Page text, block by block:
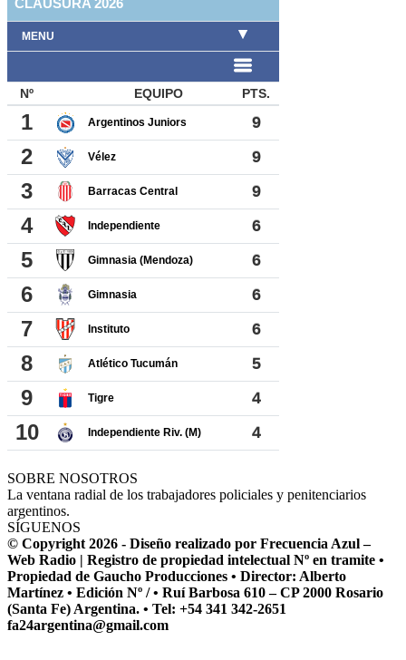
SOBRE NOSOTROS
La ventana radial de los trabajadores policiales y penitenciarios
argentinos.
SÍGUENOS
© Copyright 2026 - Diseño realizado por Frecuencia Azul –
Web Radio | Registro de propiedad intelectual Nº en tramite •
Propiedad de Gaucho Producciones • Director: Alberto
Martínez • Edición Nº / • Ruí Barbosa 610 – CP 2000 Rosario
(Santa Fe) Argentina. • Tel: +54 341 342-2651
fa24argentina@gmail.com